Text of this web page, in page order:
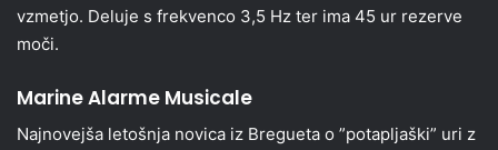
vzmetjo. Deluje s frekvenco 3,5 Hz ter ima 45 ur rezerve
moči.
Marine Alarme Musicale
Najnovejša letošnja novica iz Bregueta o ”potapljaški” uri z